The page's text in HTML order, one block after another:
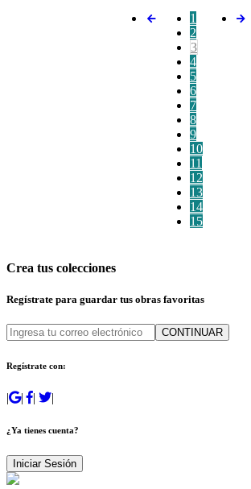
1
2
3
4
5
6
7
8
9
10
11
12
13
14
15
Crea tus colecciones
Regístrate para guardar tus obras favoritas
CONTINUAR
Regístrate con:
| | | |
¿Ya tienes cuenta?
Iniciar Sesión